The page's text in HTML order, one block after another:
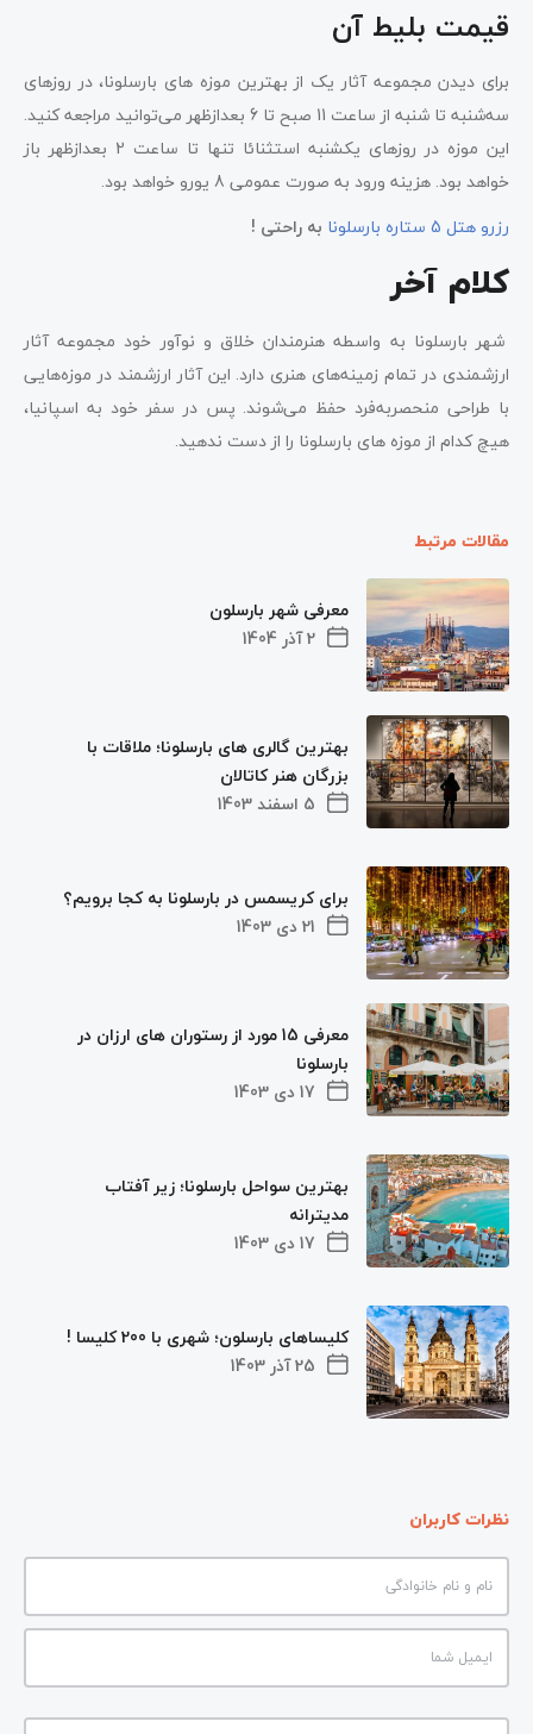
قیمت بلیط آن
برای دیدن مجموعه آثار یک از بهترین موزه های بارسلونا، در روزهای
سه‌شنبه تا شنبه از ساعت 11 صبح تا 6 بعدازظهر می‌توانید مراجعه کنید.
این موزه در روزهای یکشنبه استثنائا تنها تا ساعت 2 بعدازظهر باز
خواهد بود. هزینه ورود به صورت عمومی 8 یورو خواهد بود.
رزرو هتل 5 ستاره بارسلونا
به راحتی !
کلام آخر
شهر بارسلونا به واسطه هنرمندان خلاق و نوآور خود مجموعه آثار
ارزشمندی در تمام زمینه‌های هنری دارد. این آثار ارزشمند در موزه‌هایی
با طراحی منحصربه‌فرد حفظ می‌شوند. پس در سفر خود به اسپانیا،
هیچ کدام از موزه های بارسلونا را از دست ندهید.
مقالات مرتبط
2 آذر 1404
معرفی شهر بارسلون
5 اسفند 1403
بهترین گالری های بارسلونا؛ ملاقات با
بزرگان هنر کاتالان
21 دی 1403
برای کریسمس در بارسلونا به کجا برویم؟
17 دی 1403
معرفی 15 مورد از رستوران های ارزان در
بارسلونا
17 دی 1403
بهترین سواحل بارسلونا؛ زیر آفتاب
مدیترانه
25 آذر 1403
کلیساهای بارسلون؛ شهری با 200 کلیسا !
نظرات کاربران